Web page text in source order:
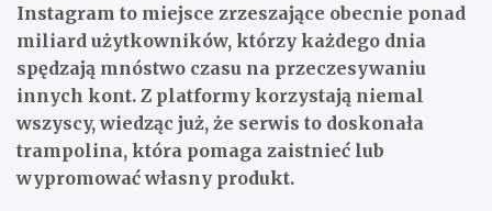
Instagram to miejsce zrzeszające obecnie ponad
miliard użytkowników, którzy każdego dnia
spędzają mnóstwo czasu na przeczesywaniu
innych kont. Z platformy korzystają niemal
wszyscy, wiedząc już, że serwis to doskonała
trampolina, która pomaga zaistnieć lub
wypromować własny produkt.